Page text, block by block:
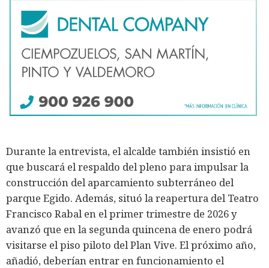
Durante la entrevista, el alcalde también insistió en
que buscará el respaldo del pleno para impulsar la
construcción del aparcamiento subterráneo del
parque Egido. Además, situó la reapertura del Teatro
Francisco Rabal en el primer trimestre de 2026 y
avanzó que en la segunda quincena de enero podrá
visitarse el piso piloto del Plan Vive. El próximo año,
añadió, deberían entrar en funcionamiento el